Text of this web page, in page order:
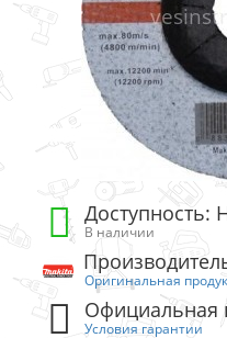
Доступность:
В наличии
Оригинальная
Официальная
Условия гарантии